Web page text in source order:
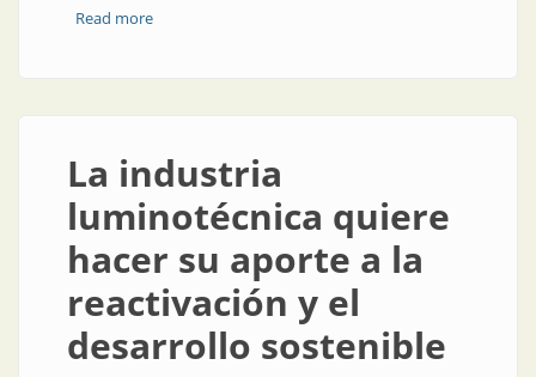
Read moreabout Certificado ambiental para una planta
La industria
luminotécnica quiere
hacer su aporte a la
reactivación y el
desarrollo sostenible